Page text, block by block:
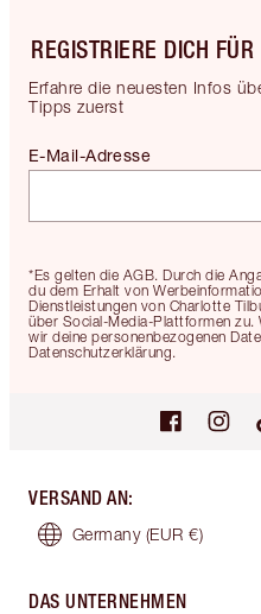
REGISTRIERE DICH
Erfahre die neuesten Infos
Tipps zuerst
*Es gelten die AGB. Durch die
du dem Erhalt von
Dienstleistungen von Charlotte
über Social-Media-Plattformen zu.
wir deine personenbezogenen
Datenschutzerklärung.
E-Mail-Adresse
VERSAND AN:
Germany (EUR €)
DAS UNTERNEHMEN